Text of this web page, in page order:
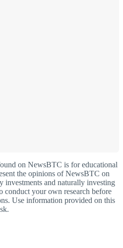
on NewsBTC is for educational
the opinions of NewsBTC on
investments and naturally investing
conduct your own research before
Use information provided on this